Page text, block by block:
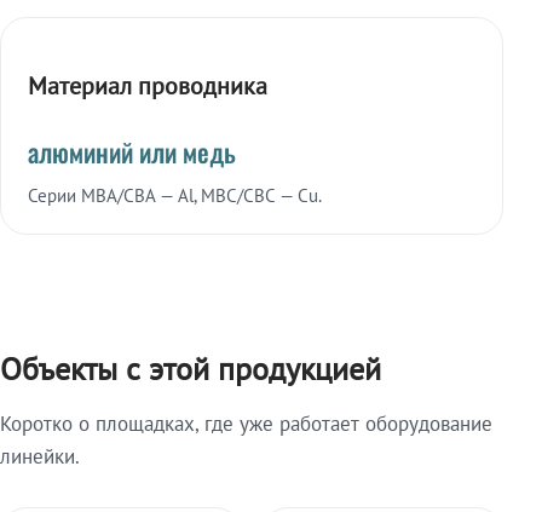
Материал проводника
алюминий или медь
Серии МВА/СВА — Al, МВС/СВС — Cu.
Объекты с этой продукцией
Коротко о площадках, где уже работает оборудование
линейки.